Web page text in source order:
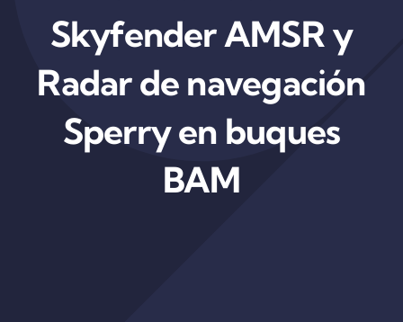
Noticias
Contacto
Skyfender AMSR y
Radar de navegación
Sperry en buques
BAM